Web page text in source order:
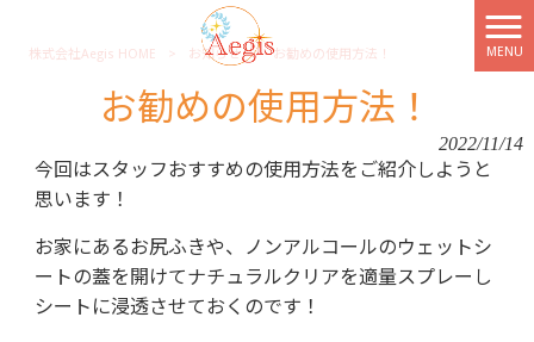
MENU
株式会社Aegis HOME > お知らせ > お勧めの使用方法！
お勧めの使用方法！
2022/11/14
今回はスタッフおすすめの使用方法をご紹介しようと
思います！
お家にあるお尻ふきや、ノンアルコールのウェットシ
ートの蓋を開けてナチュラルクリアを適量スプレーし
シートに浸透させておくのです！